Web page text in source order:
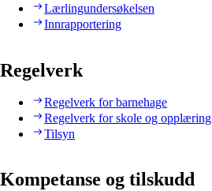
Lærlingundersøkelsen
Innrapportering
Regelverk
Regelverk for barnehage
Regelverk for skole og opplæring
Tilsyn
Kompetanse og tilskudd